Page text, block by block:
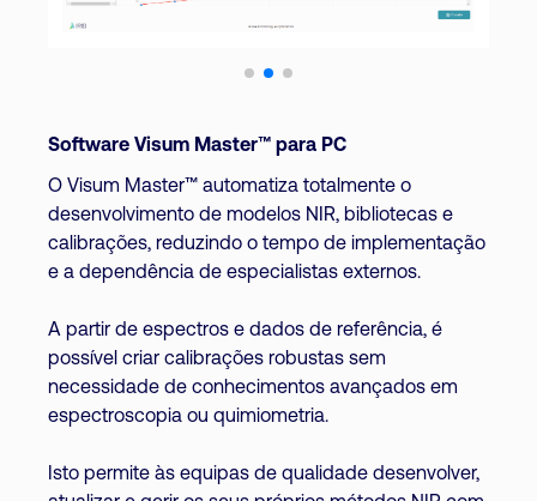
Software Visum Master™ para PC
O Visum Master™ automatiza totalmente o
desenvolvimento de modelos NIR, bibliotecas e
calibrações, reduzindo o tempo de implementação
e a dependência de especialistas externos.
A partir de espectros e dados de referência, é
possível criar calibrações robustas sem
necessidade de conhecimentos avançados em
espectroscopia ou quimiometria.
Isto permite às equipas de qualidade desenvolver,